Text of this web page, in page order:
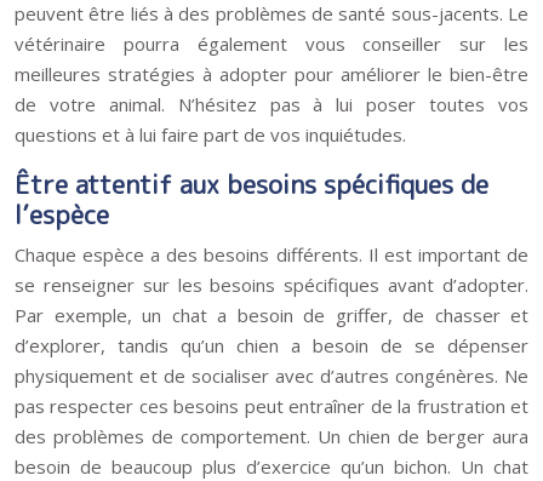
peuvent être liés à des problèmes de santé sous-jacents. Le
vétérinaire pourra également vous conseiller sur les
meilleures stratégies à adopter pour améliorer le bien-être
de votre animal. N’hésitez pas à lui poser toutes vos
questions et à lui faire part de vos inquiétudes.
Être attentif aux besoins spécifiques de
l’espèce
Chaque espèce a des besoins différents. Il est important de
se renseigner sur les besoins spécifiques avant d’adopter.
Par exemple, un chat a besoin de griffer, de chasser et
d’explorer, tandis qu’un chien a besoin de se dépenser
physiquement et de socialiser avec d’autres congénères. Ne
pas respecter ces besoins peut entraîner de la frustration et
des problèmes de comportement. Un chien de berger aura
besoin de beaucoup plus d’exercice qu’un bichon. Un chat